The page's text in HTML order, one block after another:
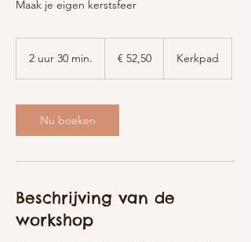
Maak je eigen kerstsfeer
2 uur 30 min.
r
3
0
i
.
€ 52,50 Kerkpad
Nu boeken
Beschrijving van de
workshop